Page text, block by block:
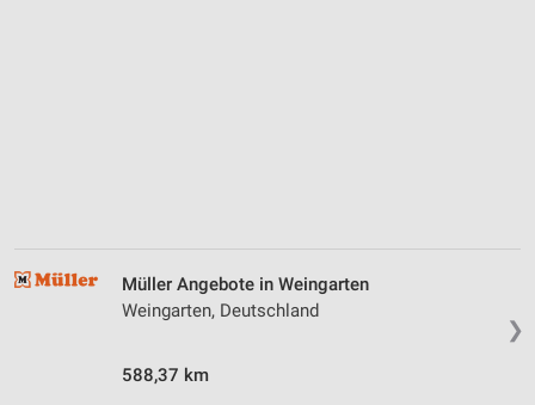
❯
Müller Angebote in Weingarten
Weingarten, Deutschland
588,37 km